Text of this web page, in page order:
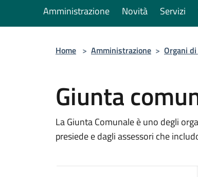
Amministrazione Novità Servizi
Home > Amministrazione > Organi
Giunta
La Giunta Comunale è uno degli
presiede e dagli assessori che